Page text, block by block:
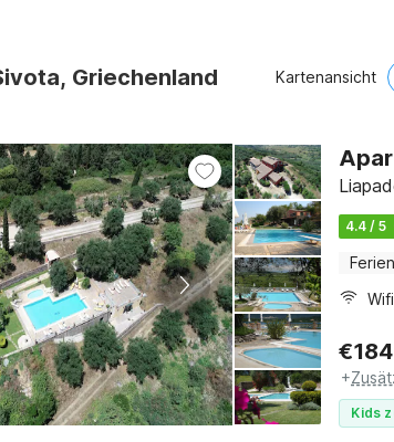
Griechenland Kartenansicht
4.4 / 5
Wifi
€184
+
Kids